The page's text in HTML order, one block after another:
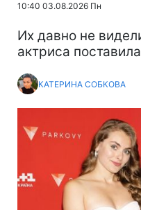
10:40 03.08.2026 Пн
Их давно не
актриса
КАТЕРИНА СОБКОВА